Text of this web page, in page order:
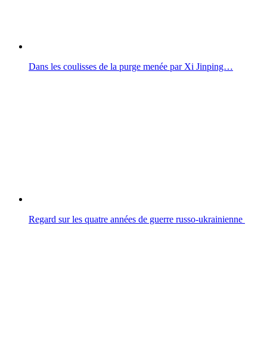
Dans les coulisses de la purge menée par Xi Jinping…
Regard sur les quatre années de guerre russo-ukrainienne